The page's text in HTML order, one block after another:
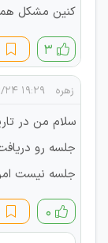
کنین مشکل
۳
زهره ۱۹:۲۹ ۱۴۰۴/۰۶/۲۴
جلسه رو
جلسه نیست امروز 24
۰